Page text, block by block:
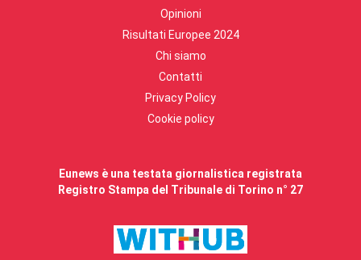
Opinioni
Risultati Europee 2024
Chi siamo
Contatti
Privacy Policy
Cookie policy
Eunews è una testata giornalistica registrata
Registro Stampa del Tribunale di Torino n° 27